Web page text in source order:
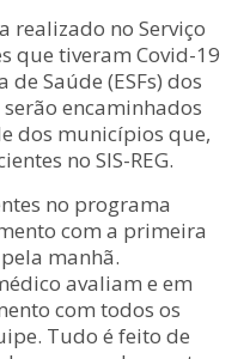
realizado no Serviço
que tiveram Covid-19
Saúde (ESFs) dos
encaminhados
dos municípios que,
no SIS-REG.
no programa
com a primeira
manhã.
avaliam e em
com todos os
Tudo é feito de